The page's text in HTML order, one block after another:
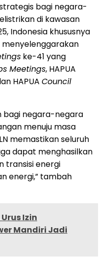
bagi negara-
di kawasan
Indonesia khususnya
menyelenggarakan
ke-41 yang
Meetings, HAPUA
HAPUA Council
bagi negara-negara
menuju masa
memastikan seluruh
dapat menghasilkan
transisi energi
energi,” tambah
Izin
Mandiri Jadi